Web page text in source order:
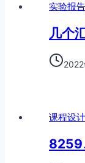
实验报告
几个
课程设计
8259